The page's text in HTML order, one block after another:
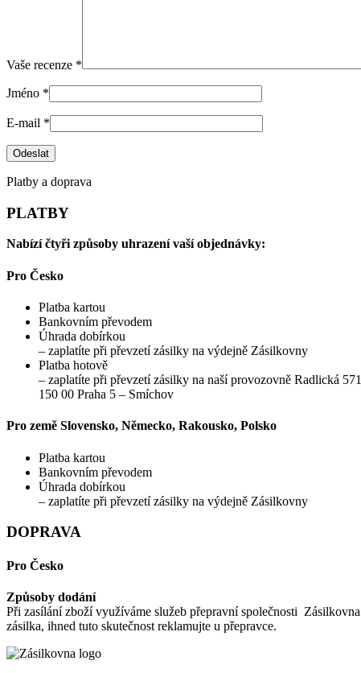
Vaše recenze *
Jméno *
E-mail *
Platby a doprava
PLATBY
Nabízí čtyři způsoby uhrazení vaší objednávky:
Pro Česko
Platba kartou
Bankovním převodem
Úhrada dobírkou
– zaplatíte při převzetí zásilky na výdejně Zásilkovny
Platba hotově
– zaplatíte při převzetí zásilky na naší provozovně Radlická
150 00 Praha 5 – Smíchov
Pro země Slovensko, Německo, Rakousko, Polsko
Platba kartou
Bankovním převodem
Úhrada dobírkou
– zaplatíte při převzetí zásilky na výdejně Zásilkovny
DOPRAVA
Pro Česko
Způsoby dodání
Při zasílání zboží využíváme služeb přepravní společnosti
zásilka, ihned tuto skutečnost reklamujte u přepravce.